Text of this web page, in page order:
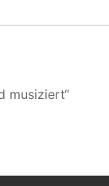
musiziert“